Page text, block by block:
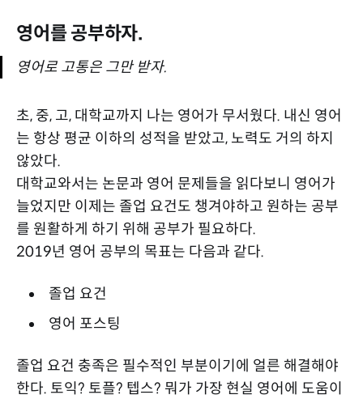
영어를 공부하자.
영어로 고통은 그만 받자.
초, 중, 고, 대학교까지 나는 영어가 무서웠다. 내신 영어
는 항상 평균 이하의 성적을 받았고, 노력도 거의 하지
않았다.
대학교와서는 논문과 영어 문제들을 읽다보니 영어가
늘었지만 이제는 졸업 요건도 챙겨야하고 원하는 공부
를 원활하게 하기 위해 공부가 필요하다.
2019년 영어 공부의 목표는 다음과 같다.
졸업 요건
영어 포스팅
졸업 요건 충족은 필수적인 부분이기에 얼른 해결해야
한다. 토익? 토플? 텝스? 뭐가 가장 현실 영어에 도움이